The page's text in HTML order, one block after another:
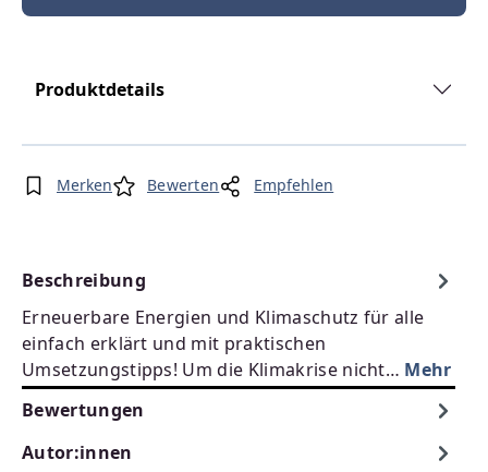
Produktdetails
Merken Bewerten Empfehlen
Beschreibung
Erneuerbare Energien und Klimaschutz für alle
einfach erklärt und mit praktischen
Umsetzungstipps! Um die Klimakrise nicht… Mehr
Bewertungen
Autor:innen